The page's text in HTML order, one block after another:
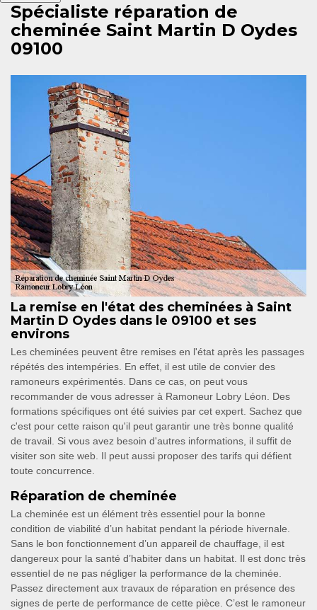
Spécialiste réparation de
cheminée Saint Martin D Oydes
09100
La remise en l'état des cheminées à Saint
Martin D Oydes dans le 09100 et ses
environs
Les cheminées peuvent être remises en l'état après les passages
répétés des intempéries. En effet, il est utile de convier des
ramoneurs expérimentés. Dans ce cas, on peut vous
recommander de vous adresser à Ramoneur Lobry Léon. Des
formations spécifiques ont été suivies par cet expert. Sachez que
c'est pour cette raison qu'il peut garantir une très bonne qualité
de travail. Si vous avez besoin d'autres informations, il suffit de
visiter son site web. Il peut aussi proposer des tarifs qui défient
toute concurrence.
Réparation de cheminée
La cheminée est un élément très essentiel pour la bonne
condition de viabilité d’un habitat pendant la période hivernale.
Sans le bon fonctionnement d’un appareil de chauffage, il est
dangereux pour la santé d’habiter dans un habitat. Il est donc très
essentiel de ne pas négliger la performance de la cheminée.
Passez directement aux travaux de réparation en présence des
signes de perte de performance de cette pièce. C’est le ramoneur